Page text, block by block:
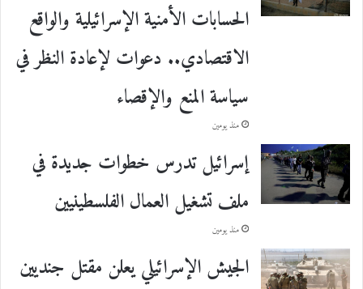
الحسابات الأمنية الإسرائيلية والواقع
الاقتصادي.. دعوات لإعادة النظر في
سياسة المنع والإقصاء
منذ يومين
إسرائيل تدرس خطوات جديدة في
ملف تشغيل العمال الفلسطينيين
منذ يومين
الجيش الإسرائيلي يعلن مقتل جنديين